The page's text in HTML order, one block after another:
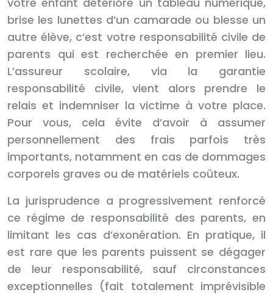
brise les lunettes d’un camarade ou blesse un
autre élève, c’est votre responsabilité civile de
parents qui est recherchée en premier lieu.
L’assureur scolaire, via la garantie
responsabilité civile, vient alors prendre le
relais et indemniser la victime à votre place.
Pour vous, cela évite d’avoir à assumer
personnellement des frais parfois très
importants, notamment en cas de dommages
corporels graves ou de matériels coûteux.
La jurisprudence a progressivement renforcé
ce régime de responsabilité des parents, en
limitant les cas d’exonération. En pratique, il
est rare que les parents puissent se dégager
de leur responsabilité, sauf circonstances
exceptionnelles (fait totalement imprévisible